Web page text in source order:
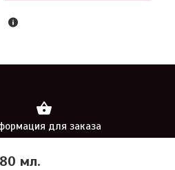
для заказа
мл.